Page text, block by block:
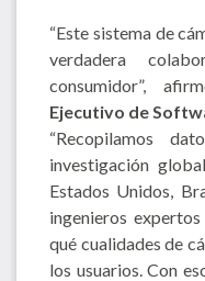
“Este sistema de
verdadera
consumidor”,
Ejecutivo de
“Recopilamos
investigación
Estados Unidos,
ingenieros
qué cualidades de
los usuarios. Con